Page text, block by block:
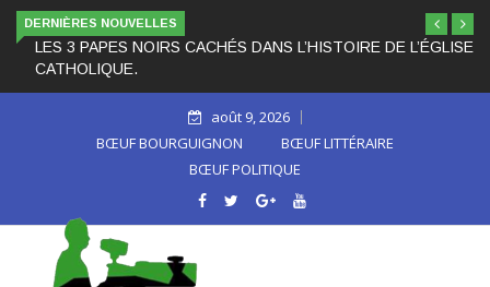
DERNIÈRES NOUVELLES
LES 3 PAPES NOIRS CACHÉS DANS L’HISTOIRE DE L’ÉGLISE
CATHOLIQUE.
août 9, 2026
BŒUF BOURGUIGNON
BŒUF LITTÉRAIRE
BŒUF POLITIQUE